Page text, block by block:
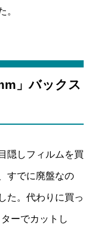
。
」バックス
隠しフィルムを買
すでに廃盤なの
た。代わりに買っ
ーでカットし